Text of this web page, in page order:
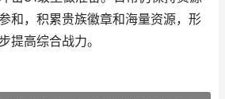
和，积累贵族徽章和海量资源，形
提高综合战力。